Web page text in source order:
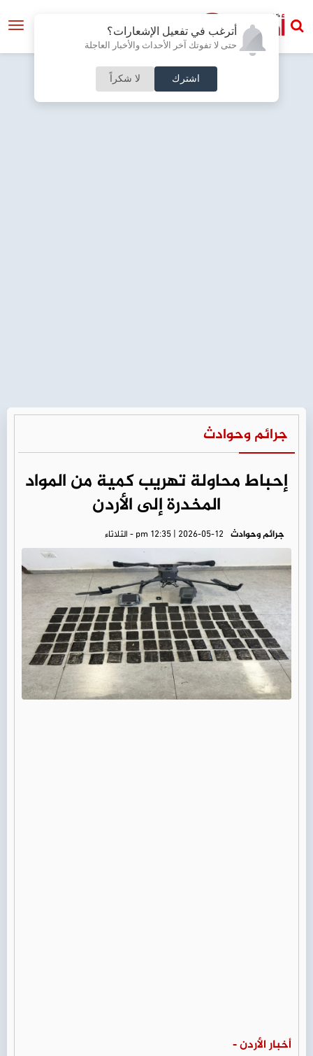
أترغب في تفعيل الإشعارات؟
حتى لا تفوتك آخر الأحداث والأخبار العاجلة
اشترك لا شكراً
جرائم وحوادث
إحباط محاولة تهريب كمية من المواد
المخدرة إلى الأردن
جرائم وحوادث pm 12:35 | 2026-05-12 - الثلاثاء
أخبار الأردن -